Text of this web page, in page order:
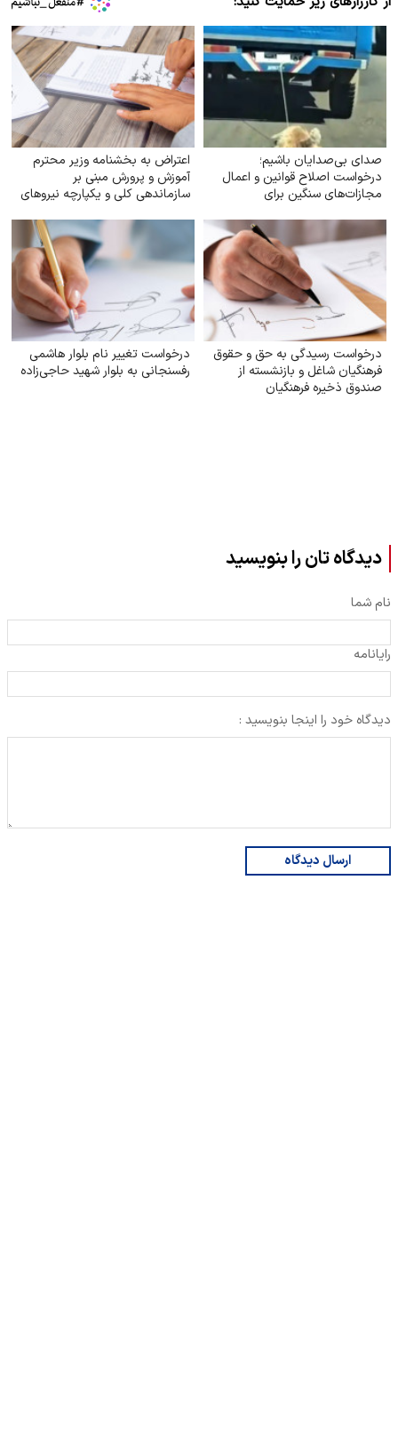
صدای بی‌صدایان باشیم؛
درخواست اصلاح قوانین و اعمال
مجازات‌های سنگین برای
اعتراض به بخشنامه وزیر محترم
آموزش و پرورش مبنی بر
سازماندهی کلی و یکپارچه نیروهای
تربیت بدنی
درخواست رسیدگی به حق و حقوق
فرهنگیان شاغل و بازنشسته از
صندوق ذخیره فرهنگیان
درخواست تغییر نام بلوار هاشمی
رفسنجانی به بلوار شهید حاجی‌زاده
دیدگاه تان را بنویسید
نام شما
رایانامه
دیدگاه خود را اینجا بنویسید :
ارسال دیدگاه